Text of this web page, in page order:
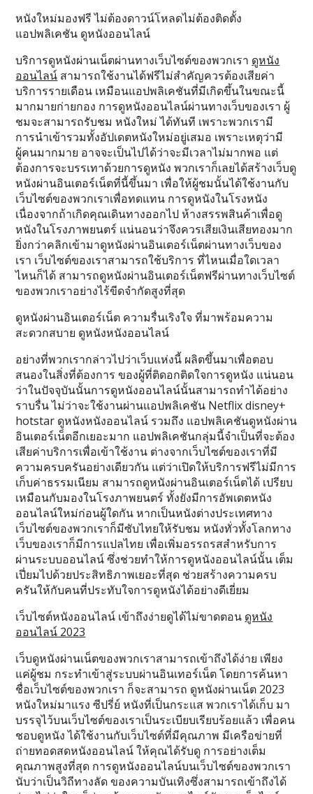
หนังใหม่มองฟรี ไม่ต้องดาวน์โหลดไม่ต้องติดตั้ง
แอปพลิเคชัน ดูหนังออนไลน์
บริการดูหนังผ่านเน็ตผ่านทางเว็บไซต์ของพวกเรา ดูหนัง
ออนไลน์ สามารถใช้งานได้ฟรีไม่สำคัญควรต้องเสียค่า
บริการรายเดือน เหมือนแอปพลิเคชันที่มีเกิดขึ้นในขณะนี้
มากมายก่ายกอง การดูหนังออนไลน์ผ่านทางเว็บของเรา ผู้
ชมจะสามารถรับชม หนังใหม่ ได้ทันที เพราะพวกเรามี
การนำเข้ารวมทั้งอัปเดตหนังใหม่อยู่เสมอ เพราะเหตุว่ามี
ผู้คนมากมาย อาจจะเป็นไปได้ว่าจะมีเวลาไม่มากพอ แต่
ต้องการจะบรรเทาด้วยการดูหนัง พวกเราก็เลยได้สร้างเว็บดู
หนังผ่านอินเตอร์เน็ตที่นี้ขึ้นมา เพื่อให้ผู้ชมนั้นได้ใช้งานกับ
เว็บไซต์ของพวกเราเพื่อทดแทน การดูหนังในโรงหนัง
เนื่องจากถ้าเกิดคุณเดินทางออกไป ห้างสรรพสินค้าเพื่อดู
หนังในโรงภาพยนตร์ แน่นอนว่าจึงควรเสียเงินเสียทองมาก
ยิ่งกว่าคลิกเข้ามาดูหนังผ่านอินเตอร์เน็ตผ่านทางเว็บของ
เรา เว็บไซต์ของเราสามารถใช้บริการ ที่ไหนเมื่อใดเวลา
ไหนก็ได้ สามารถดูหนังผ่านอินเตอร์เน็ตฟรีผ่านทางเว็บไซต์
ของพวกเราอย่างไร้ขีดจำกัดสูงที่สุด
ดูหนังผ่านอินเตอร์เน็ต ความรื่นเริงใจ ที่มาพร้อมความ
สะดวกสบาย ดูหนังหนังออนไลน์
อย่างที่พวกเรากล่าวไปว่าเว็บแห่งนี้ ผลิตขึ้นมาเพื่อตอบ
สนองในสิ่งที่ต้องการ ของผู้ที่ติดอกติดใจการดูหนัง แน่นอน
ว่าในปัจจุบันนั้นการดูหนังออนไลน์นั้นสามารถทำได้อย่าง
ราบรื่น ไม่ว่าจะใช้งานผ่านแอปพลิเคชัน Netflix disney+
hotstar ดูหนังหนังออนไลน์ รวมถึง แอปพลิเคชันดูหนังผ่าน
อินเตอร์เน็ตอีกเยอะมาก แอปพลิเคชันกลุ่มนี้จำเป็นที่จะต้อง
เสียค่าบริการเพื่อเข้าใช้งาน ต่างจากเว็บไซต์ของเราที่มี
ความครบครันอย่างเดียวกัน แต่ว่าเปิดให้บริการฟรีไม่มีการ
เก็บค่าธรรมเนียม สามารถดูหนังผ่านอินเตอร์เน็ตได้ เปรียบ
เหมือนกับมองในโรงภาพยนตร์ ทั้งยังมีการอัพเดตหนัง
ออนไลน์ใหม่ก่อนผู้ใดกัน หากเป็นหนังต่างประเทศทาง
เว็บไซต์ของพวกเราก็มีซับไทยให้รับชม หนังทั่วทั้งโลกทาง
เว็บของเราก็มีการแปลไทย เพื่อเพิ่มอรรถรสสำหรับการ
ผ่านระบบออนไลน์ ซึ่งช่วยทำให้การดูหนังออนไลน์นั้น เต็ม
เปี่ยมไปด้วยประสิทธิภาพเยอะที่สุด ช่วยสร้างความครบ
ครันให้กับคนที่ประทับใจการดูหนังได้อย่างดีเยี่ยม
เว็บไซต์หนังออนไลน์ เข้าถึงง่ายดูได้ไม่ขาดตอน ดูหนัง
ออนไลน์ 2023
เว็บดูหนังผ่านเน็ตของพวกเราสามารถเข้าถึงได้ง่าย เพียง
แค่ผู้ชม กระทำเข้าสู่ระบบผ่านอินเทอร์เน็ต โดยการค้นหา
ชื่อเว็บไซต์ของพวกเรา ก็จะสามารถ ดูหนังผ่านเน็ต 2023
หนังใหม่มาแรง ซีปรี่ย์ หนังที่เป็นกระแส พวกเราได้เก็บ มา
บรรจุไว้บนเว็บไซต์ของเราเป็นระเบียบเรียบร้อยแล้ว เพื่อคน
ชอบดูหนัง ได้ใช้งานกับเว็บไซต์ที่มีคุณภาพ มีเครือข่ายที่
ถ่ายทอดสดหนังออนไลน์ ให้คุณได้รับดู การอย่างเต็ม
คุณภาพสูงที่สุด การดูหนังออนไลน์บนเว็บไซต์ของพวกเรา
นับว่าเป็นวิถีทางลัด ของความบันเทิงซึ่งสามารถเข้าถึงได้